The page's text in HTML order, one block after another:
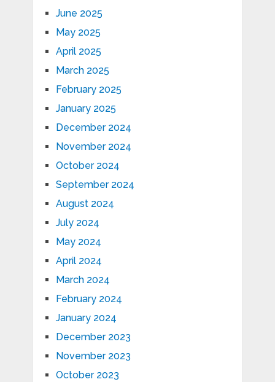
June 2025
May 2025
April 2025
March 2025
February 2025
January 2025
December 2024
November 2024
October 2024
September 2024
August 2024
July 2024
May 2024
April 2024
March 2024
February 2024
January 2024
December 2023
November 2023
October 2023